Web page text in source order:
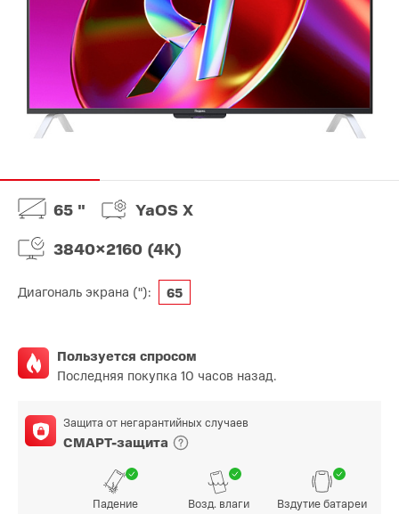
65 " YaOS X
3840×2160 (4K)
Диагональ экрана ("): 65
Пользуется спросом
Последняя покупка 10 часов назад.
Защита от негарантийных случаев
СМАРТ-защита
Падение Возд. влаги Вздутие батареи